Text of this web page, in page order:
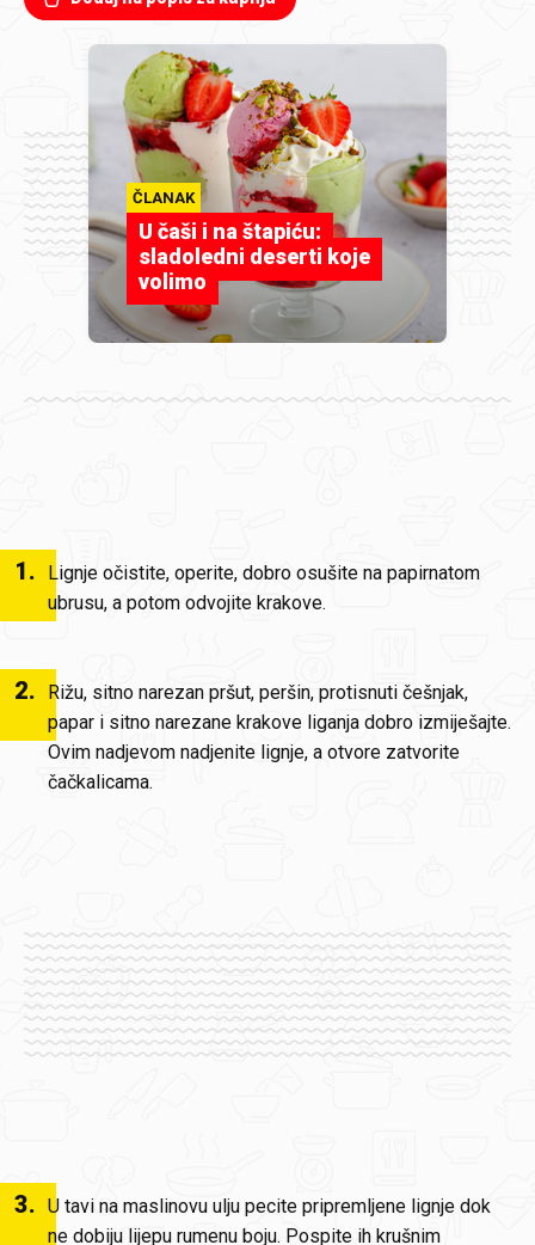
ČLANAK
U čaši i na štapiću:
sladoledni deserti koje
volimo
1.
Lignje očistite, operite, dobro osušite na papirnatom
ubrusu, a potom odvojite krakove.
2.
Rižu, sitno narezan pršut, peršin, protisnuti češnjak,
papar i sitno narezane krakove liganja dobro izmiješajte.
Ovim nadjevom nadjenite lignje, a otvore zatvorite
čačkalicama.
3. U tavi na maslinovu ulju pecite pripremljene lignje dok
ne dobiju lijepu rumenu boju. Pospite ih krušnim